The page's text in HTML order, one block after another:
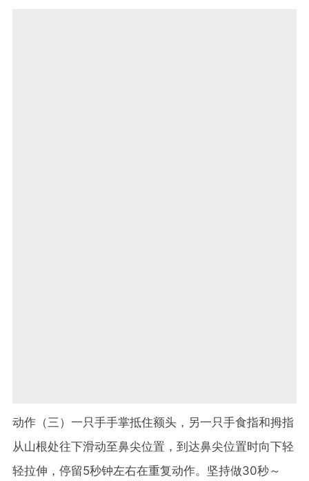
动作（三）一只手手掌抵住额头，另一只手食指和拇指
从山根处往下滑动至鼻尖位置，到达鼻尖位置时向下轻
轻拉伸，停留5秒钟左右在重复动作。坚持做30秒～